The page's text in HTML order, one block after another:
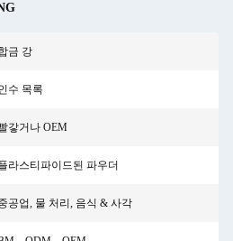
금 강
수 목록
갛거나 OEM
라스티파이드된 파우더
공업, 물 처리, 음식 & 사각